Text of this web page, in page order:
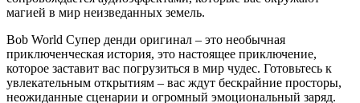
магией в мир неизведанных земель.
Bob World Супер денди оригинал – это необычная
приключенческая история, это настоящее приключение,
которое заставит вас погрузиться в мир чудес. Готовьтесь к
увлекательным открытиям – вас ждут бескрайние просторы,
неожиданные сценарии и огромный эмоциональный заряд.